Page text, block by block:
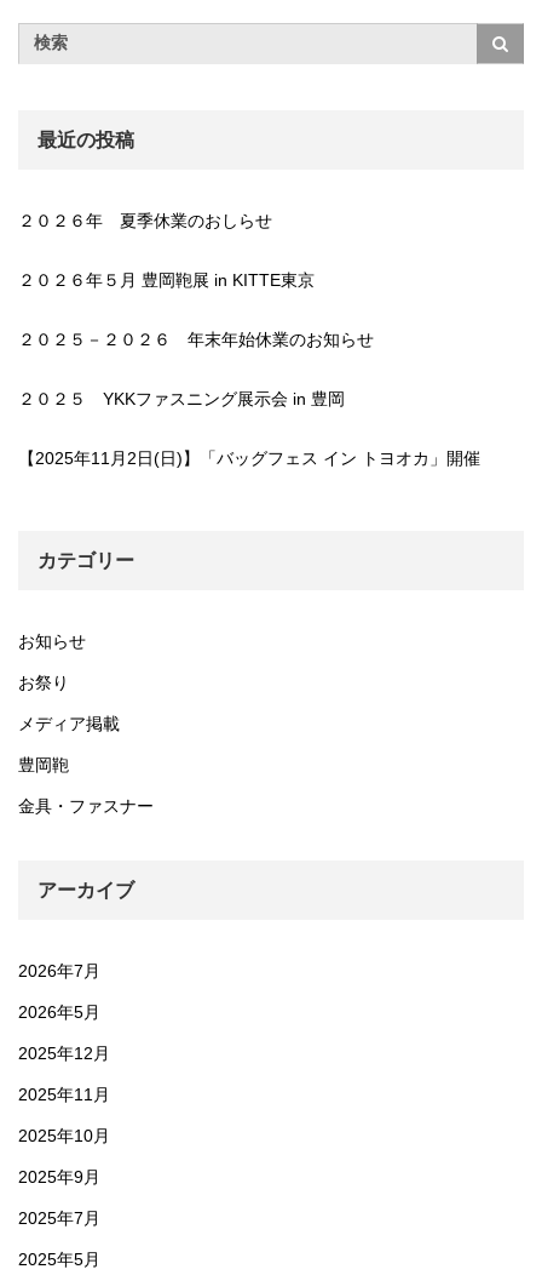
最近の投稿
２０２６年 夏季休業のおしらせ
２０２６年５月 豊岡鞄展 in KITTE東京
２０２５－２０２６ 年末年始休業のお知らせ
２０２５ YKKファスニング展示会 in 豊岡
【2025年11月2日(日)】「バッグフェス イン トヨオカ」開催
カテゴリー
お知らせ
お祭り
メディア掲載
豊岡鞄
金具・ファスナー
アーカイブ
2026年7月
2026年5月
2025年12月
2025年11月
2025年10月
2025年9月
2025年7月
2025年5月